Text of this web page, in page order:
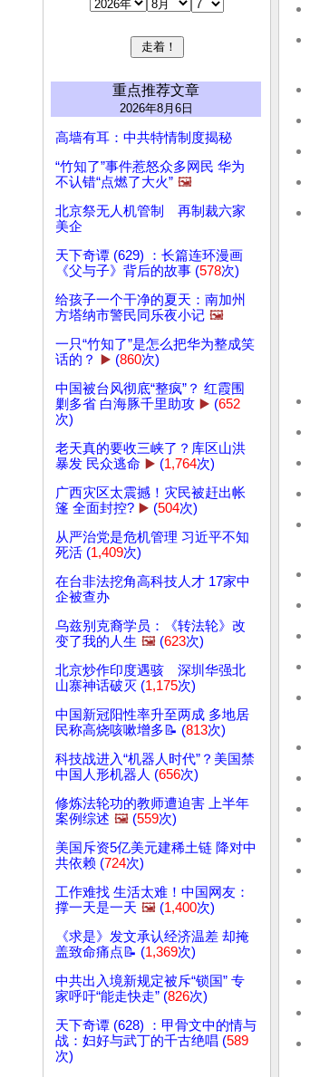
重点推荐文章
2026年8月6日
高墙有耳：中共特情制度揭秘
“竹知了”事件惹怒众多网民 华为
不认错“点燃了大火” 🖼️
北京祭无人机管制 再制裁六家
美企
天下奇谭 (629) ：长篇连环漫画
《父与子》背后的故事 (578次)
给孩子一个干净的夏天：南加州
方塔纳市警民同乐夜小记 🖼️
一只“竹知了”是怎么把华为整成笑
话的？
▶️ (860次)
中国被台风彻底“整疯”？ 红霞围
剿多省 白海豚千里助攻 ▶️ (652
次)
老天真的要收三峡了？库区山洪
暴发 民众逃命 ▶️ (1,764次)
广西灾区太震撼！灾民被赶出帐
篷 全面封控? ▶️ (504次)
从严治党是危机管理 习近平不知
死活 (1,409次)
在台非法挖角高科技人才 17家中
企被查办
乌兹别克裔学员：《转法轮》改
变了我的人生 🖼️ (623次)
北京炒作印度遇骇 深圳华强北
山寨神话破灭 (1,175次)
中国新冠阳性率升至两成 多地居
民称高烧咳嗽增多📝 (813次)
科技战进入“机器人时代”？美国禁
中国人形机器人 (656次)
修炼法轮功的教师遭迫害 上半年
案例综述 🖼️ (559次)
美国斥资5亿美元建稀土链 降对中
共依赖 (724次)
工作难找 生活太难！中国网友：
撑一天是一天 🖼️ (1,400次)
《求是》发文承认经济温差 却掩
盖致命痛点📝 (1,369次)
中共出入境新规定被斥“锁国” 专
家呼吁“能走快走” (826次)
天下奇谭 (628) ：甲骨文中的情与
战：妇好与武丁的千古绝唱 (589
次)